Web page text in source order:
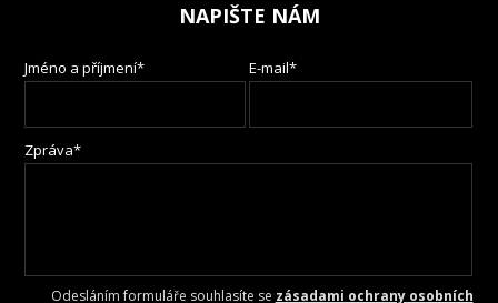
NAPIŠTE NÁM
Jméno a příjmení* E-mail*
Zpráva*
Odesláním formuláře souhlasíte se zásadami ochrany osobních